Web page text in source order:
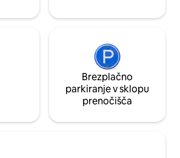
Brezplačno
parkiranje v sklopu
prenočišča